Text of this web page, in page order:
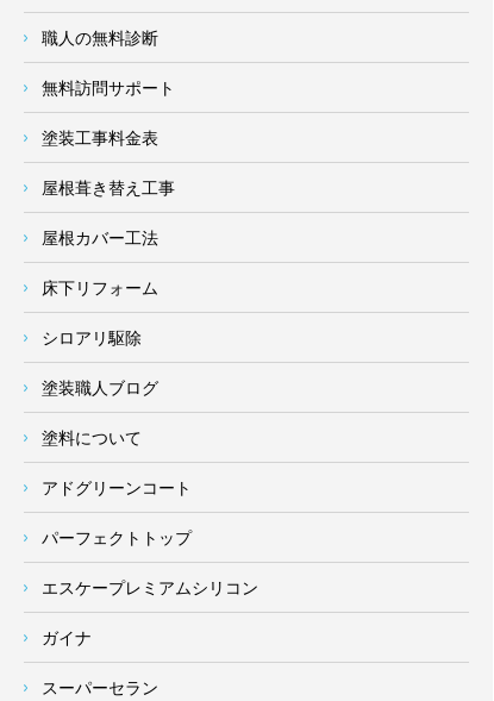
職人の無料診断
無料訪問サポート
塗装工事料金表
屋根葺き替え工事
屋根カバー工法
床下リフォーム
シロアリ駆除
塗装職人ブログ
塗料について
アドグリーンコート
パーフェクトトップ
エスケープレミアムシリコン
ガイナ
スーパーセラン